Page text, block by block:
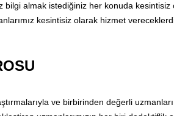
bilgi almak istediğiniz her konuda
kesintisiz olarak hizmet
ve birbirinden değerli